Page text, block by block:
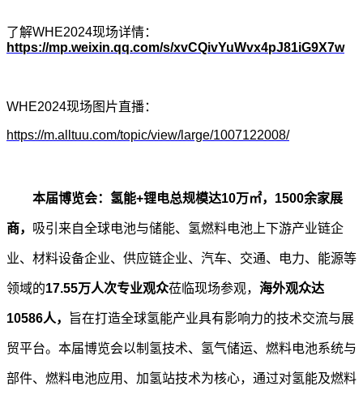
了解WHE2024现场详情：
https://mp.weixin.qq.com/s/xvCQivYuWvx4pJ81iG9X7w
WHE2024现场图片直播：
https://m.alltuu.com/topic/view/large/1007122008/
本届博览会：氢能+锂电总规模达10万㎡，1500余家展
商， 吸引来自全球电池与储能、氢燃料电池上下游产业链企
业、材料设备企业、供应链企业、汽车、交通、电力、能源等
领域的17.55万人次专业观众莅临现场参观， 海外观众达
10586人， 旨在打造全球氢能产业具有影响力的技术交流与展
贸平台。本届博览会以制氢技术、氢气储运、燃料电池系统与
部件、燃料电池应用、加氢站技术为核心，通过对氢能及燃料